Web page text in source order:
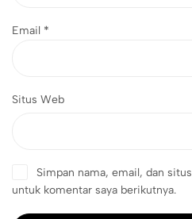
Email *
Situs Web
Simpan nama, email, dan
untuk komentar saya berikutnya.